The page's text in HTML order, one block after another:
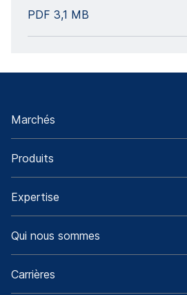
PDF 3,1 MB
Marchés
Produits
Expertise
Qui nous sommes
Carrières